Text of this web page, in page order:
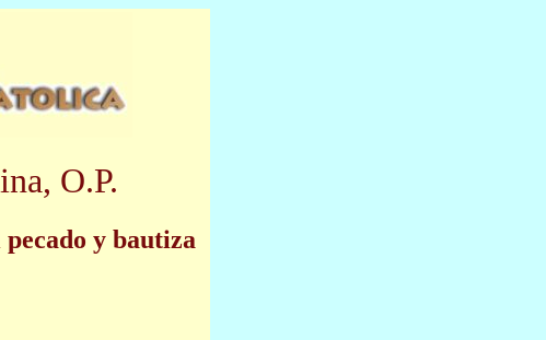
O.P.
y bautiza